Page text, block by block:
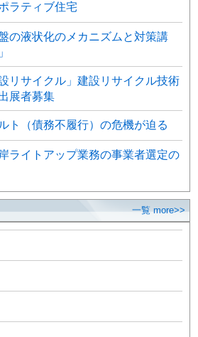
ラティブ住宅
の液状化のメカニズムと対策講
リサイクル」建設リサイクル技術
展者募集
ト（債務不履行）の危機が迫る
ライトアップ業務の事業者選定の
一覧 more>>